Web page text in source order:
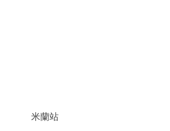
米蘭站